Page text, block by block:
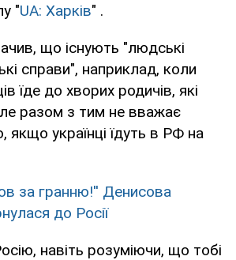
"UA: Харків" .
що існують "людські
справи", наприклад, коли
їде до хворих родичів, які
разом з тим не вважає
українці їдуть в РФ на
за гранню!'' Денисова
до Росії
навіть розуміючи, що тобі